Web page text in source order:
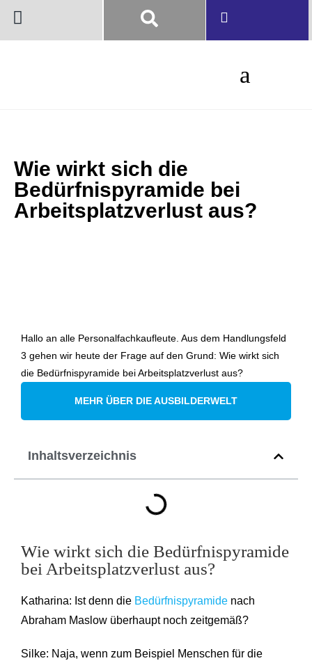
Wie wirkt sich die
Bedürfnispyramide bei
Arbeitsplatzverlust aus?
Hallo an alle Personalfachkaufleute. Aus dem Handlungsfeld
3 gehen wir heute der Frage auf den Grund: Wie wirkt sich
die Bedürfnispyramide bei Arbeitsplatzverlust aus?
MEHR ÜBER DIE AUSBILDERWELT
Inhaltsverzeichnis
Wie wirkt sich die Bedürfnispyramide
bei Arbeitsplatzverlust aus?
Katharina: Ist denn die Bedürfnispyramide nach
Abraham Maslow überhaupt noch zeitgemäß?
Silke: Naja, wenn zum Beispiel Menschen für die